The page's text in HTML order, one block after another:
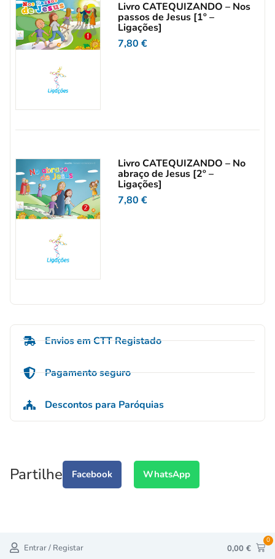
Livro CATEQUIZANDO – Nos
passos de Jesus [1º –
Ligações]
7,80€
Livro CATEQUIZANDO – No
abraço de Jesus [2º –
Ligações]
7,80€
Envios em CTT Registado
Pagamento seguro
Descontos para Paróquias
Partilhe Facebook WhatsApp
Entrar / Registar 0,00 €
0